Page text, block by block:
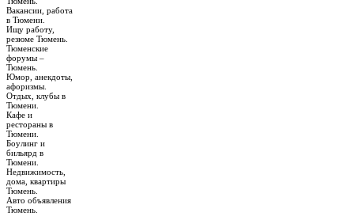
Вакансии, работа
в Тюмени.
Ищу работу,
резюме Тюмень.
Тюменские
форумы –
Тюмень.
Юмор, анекдоты,
афоризмы.
Отдых, клубы в
Тюмени.
Кафе и
рестораны в
Тюмени.
Боулинг и
бильярд в
Тюмени.
Недвижимость,
дома, квартиры
Тюмень.
Авто объявления
Тюмень.